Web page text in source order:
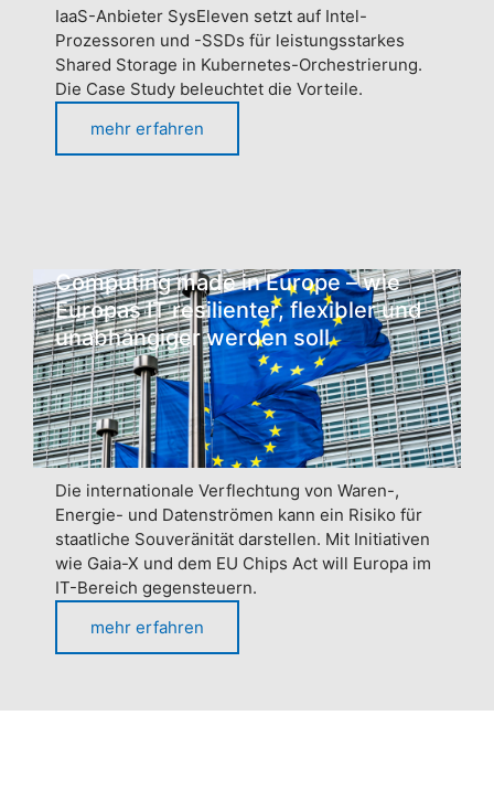
IaaS-Anbieter SysEleven setzt auf Intel-
Prozessoren und -SSDs für leistungsstarkes
Shared Storage in Kubernetes-Orchestrierung.
Die Case Study beleuchtet die Vorteile.
mehr erfahren
Computing made in Europe – wie
Europas IT resilienter, flexibler und
unabhängiger werden soll
Die internationale Verflechtung von Waren-,
Energie- und Datenströmen kann ein Risiko für
staatliche Souveränität darstellen. Mit Initiativen
wie Gaia-X und dem EU Chips Act will Europa im
IT-Bereich gegensteuern.
mehr erfahren